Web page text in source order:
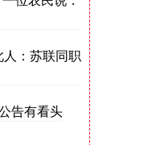
：苏联同职
告有看头